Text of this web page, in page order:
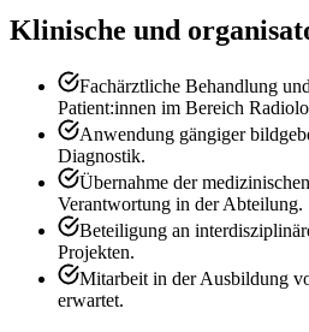
Klinische und
Fachärztliche Behandlung
Patient:innen im Bereich
Anwendung gängiger
Diagnostik.
Übernahme der
Verantwortung in der Abteilung.
Beteiligung an
Projekten.
Mitarbeit in der Ausbildung
erwartet.